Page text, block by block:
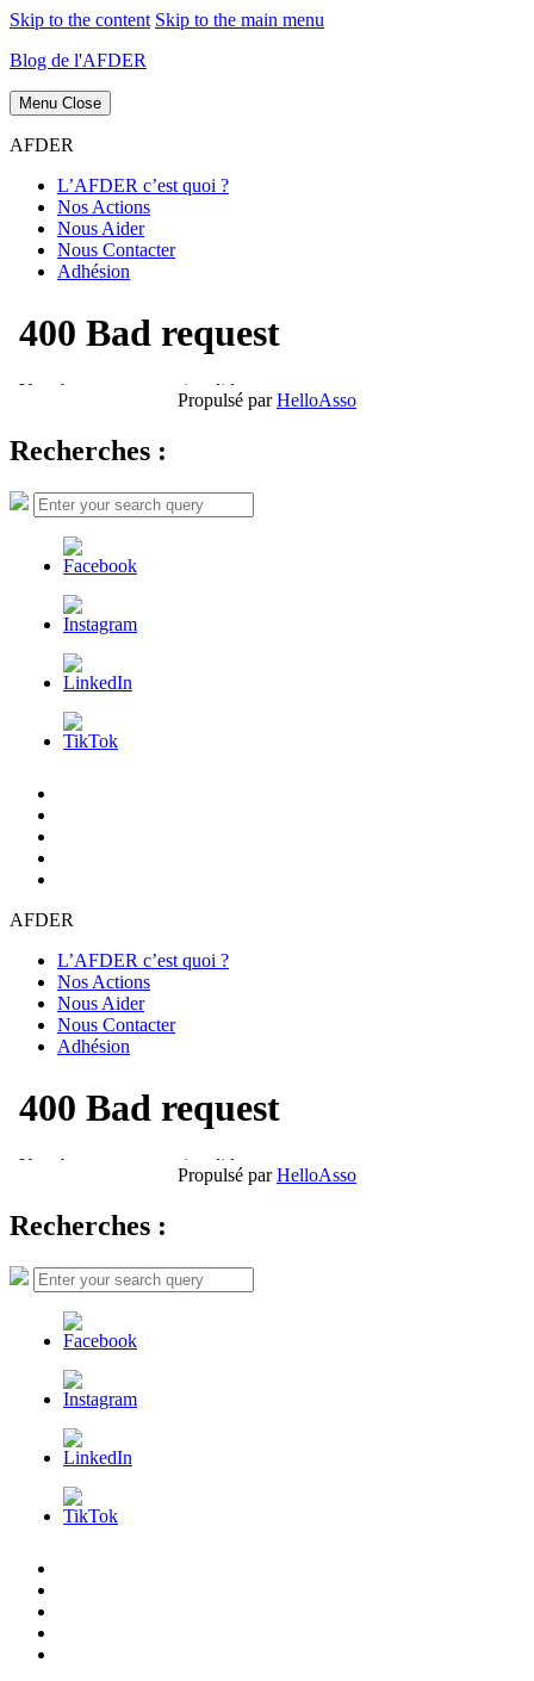
Skip to the content Skip to the main menu
Blog de l'AFDER
Menu Close
AFDER
L’AFDER c’est quoi ?
Nos Actions
Nous Aider
Nous Contacter
Adhésion
Propulsé parHelloAsso
Recherches :
Search
for:
Search
AFDER
L’AFDER c’est quoi ?
Nos Actions
Nous Aider
Nous Contacter
Adhésion
Propulsé parHelloAsso
Recherches :
Search
for:
Search